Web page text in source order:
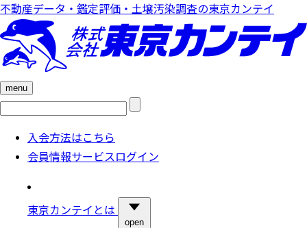
不動産データ・鑑定評価・土壌汚染調査の東京カンテイ
menu
検
入会方法はこちら
会員情報サービスログイン
東京カンテイとは
open